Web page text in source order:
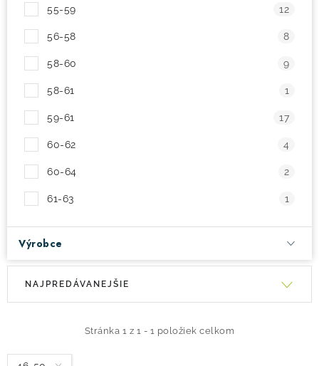
55-59 12
56-58 8
58-60 9
58-61 1
59-61 17
60-62 4
60-64 2
61-63 1
Výrobce
V
s
Stránka 1 z 1 - 1 položiek celkom
R
n
NAJPREDÁVANEJŠIE